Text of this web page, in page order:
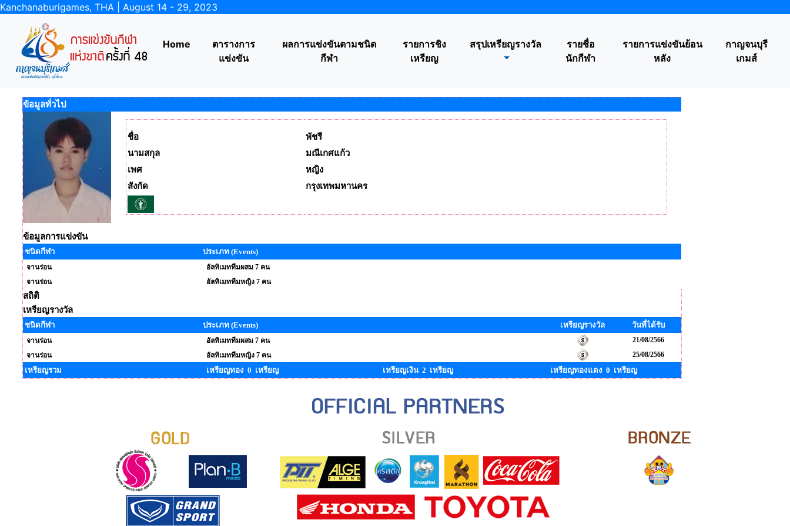
Kanchanaburigames, THA | August 14 - 29, 2023
Home
ตารางการ
แข่งขัน
ผลการแข่งขันตามชนิด
กีฬา
รายการชิง
เหรียญ
สรุปเหรียญรางวัล
รายชื่อ
นักกีฬา
รายการแข่งขันย้อน
หลัง
กาญจนบุรี
เกมส์
ข้อมูลทั่วไป
ชื่อ
พัชรี
นามสกุล
มณีเกศแก้ว
เพศ
หญิง
สังกัด
กรุงเทพมหานคร
ข้อมูลการแข่งขัน
ชนิดกีฬา ประเภท (Events)
จานร่อน
อัลทิเมททีมผสม 7 คน
จานร่อน
อัลทิเมททีมหญิง 7 คน
สถิติ
เหรียญรางวัล
ชนิดกีฬา ประเภท (Events) เหรียญรางวัล วันที่ได้รับ
จานร่อน อัลทิเมททีมผสม 7 คน
21/08/2566
จานร่อน
อัลทิเมททีมหญิง 7 คน 25/08/2566
เหรียญรวม เหรียญทอง 0 เหรียญ เหรียญเงิน 2 เหรียญ เหรียญทองแดง 0 เหรียญ